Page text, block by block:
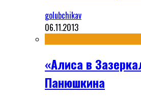
golubchikav
06.11.2013
«Алиса в
Панюшкина